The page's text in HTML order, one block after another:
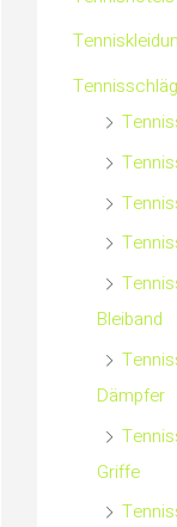
c
h
Bleiband
Dämpfer
Griffe